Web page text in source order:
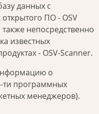
данных с
ПО - OSV
непосредственно
известных
- OSV-Scanner.
о
ти программных
менеджеров).